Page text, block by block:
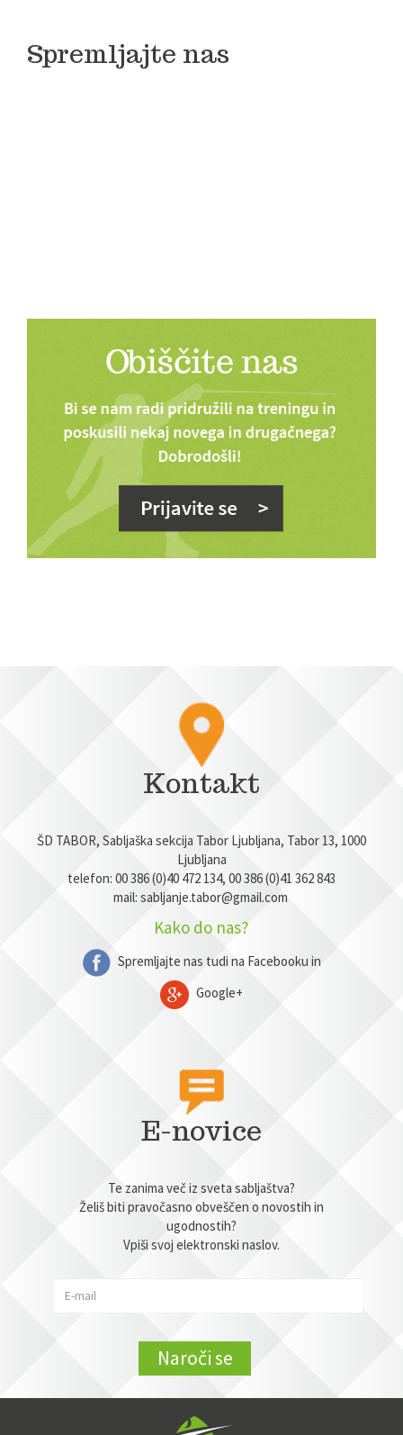
Spremljajte nas
Kontakt
ŠD TABOR, Sabljaška sekcija Tabor Ljubljana, Tabor 13, 1000
Ljubljana
telefon: 00 386 (0)40 472 134, 00 386 (0)41 362 843
mail: sabljanje.tabor@gmail.com
Kako do nas?
Spremljajte nas tudi na Facebooku in
Google+
E-novice
Te zanima več iz sveta sabljaštva?
Želiš biti pravočasno obveščen o novostih in
ugodnostih?
Vpiši svoj elektronski naslov.
Naroči se